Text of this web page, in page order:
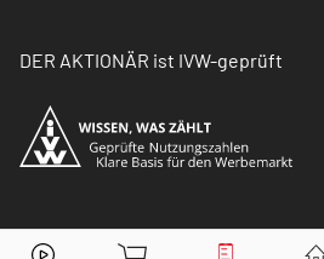
DER AKTIONÄR ist IVW-geprüft